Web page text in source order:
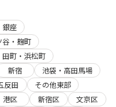
銀座
谷・麹町
田町・浜松町
新宿
池袋・高田馬場
反田
その他東部
港区 新宿区
文京区